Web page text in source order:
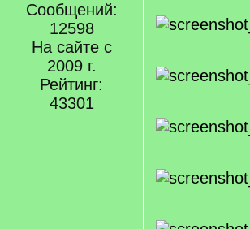
Сообщений:
12598
На сайте с
2009 г.
Рейтинг:
43301